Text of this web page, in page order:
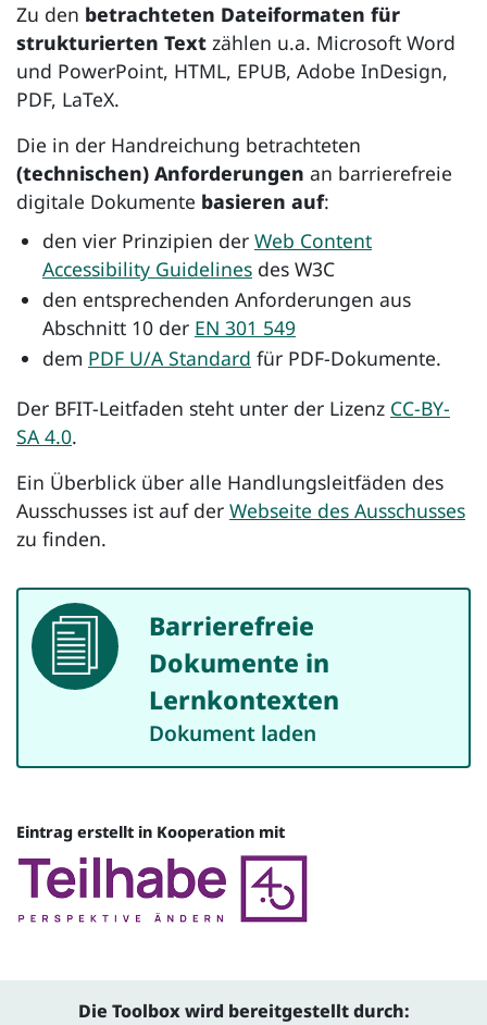
Zu den betrachteten Dateiformaten für
strukturierten Text zählen u.a. Microsoft Word
und PowerPoint, HTML, EPUB, Adobe InDesign,
PDF, LaTeX.
Die in der Handreichung betrachteten
(technischen) Anforderungen an barrierefreie
digitale Dokumente basieren auf:
den vier Prinzipien der Web Content
Accessibility Guidelines des W3C
den entsprechenden Anforderungen aus
Abschnitt 10 der EN 301 549
dem PDF U/A Standard für PDF-Dokumente.
Der BFIT-Leitfaden steht unter der Lizenz CC-BY-
SA 4.0.
Ein Überblick über alle Handlungsleitfäden des
Ausschusses ist auf der Webseite des Ausschusses
zu finden.
Dokument
Barrierefreie
Dokumente in
Lernkontexten
Dokument laden
Quelle
Eintrag erstellt in Kooperation mit
Die Toolbox wird bereitgestellt durch: